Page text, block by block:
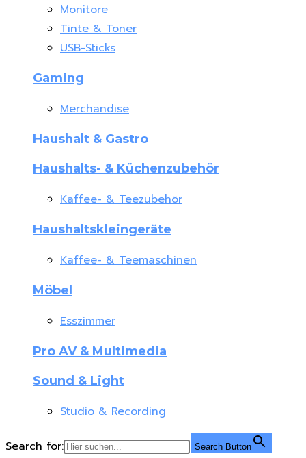
Monitore
Tinte & Toner
USB-Sticks
Gaming
Merchandise
Haushalt & Gastro
Haushalts- & Küchenzubehör
Kaffee- & Teezubehör
Haushaltskleingeräte
Kaffee- & Teemaschinen
Möbel
Esszimmer
Pro AV & Multimedia
Sound & Light
Studio & Recording
Search for: Search Button